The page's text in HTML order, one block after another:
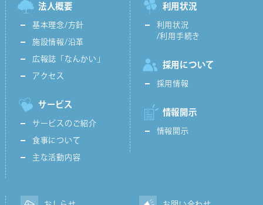
法人概要
基本理念/方針
施設情報/沿革
広報誌「なんかい」
アクセス
サービス
サービスのご紹介
食事について
主な活動内容
利用状況
利用状況
/利用手続き
採用について
採用情報
情報開示
情報開示